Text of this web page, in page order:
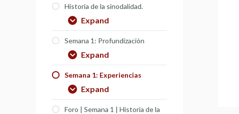
Historia de la sinodalidad.
Expand
Semana 1: Profundización
Expand
Semana 1: Experiencias
Expand
Foro | Semana 1 | Historia de la